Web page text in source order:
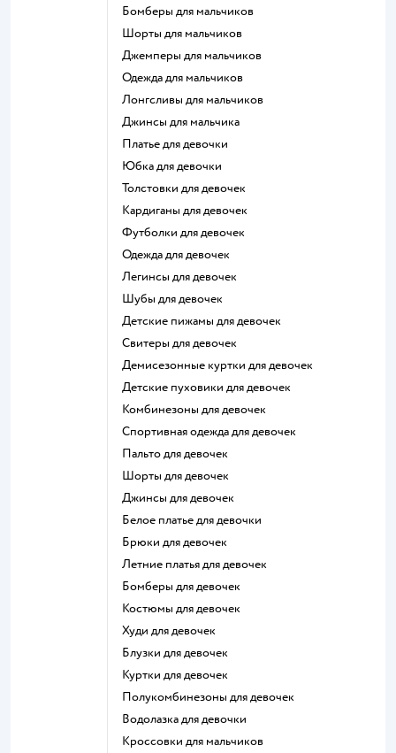
Бомберы для мальчиков
Шорты для мальчиков
Джемперы для мальчиков
Одежда для мальчиков
Лонгсливы для мальчиков
Джинсы для мальчика
Платье для девочки
Юбка для девочки
Толстовки для девочек
Кардиганы для девочек
Футболки для девочек
Одежда для девочек
Легинсы для девочек
Шубы для девочек
Детские пижамы для девочек
Свитеры для девочек
Демисезонные куртки для девочек
Детские пуховики для девочек
Комбинезоны для девочек
Спортивная одежда для девочек
Пальто для девочек
Шорты для девочек
Джинсы для девочек
Белое платье для девочки
Брюки для девочек
Летние платья для девочек
Бомберы для девочек
Костюмы для девочек
Худи для девочек
Блузки для девочек
Куртки для девочек
Полукомбинезоны для девочек
Водолазка для девочки
Кроссовки для мальчиков